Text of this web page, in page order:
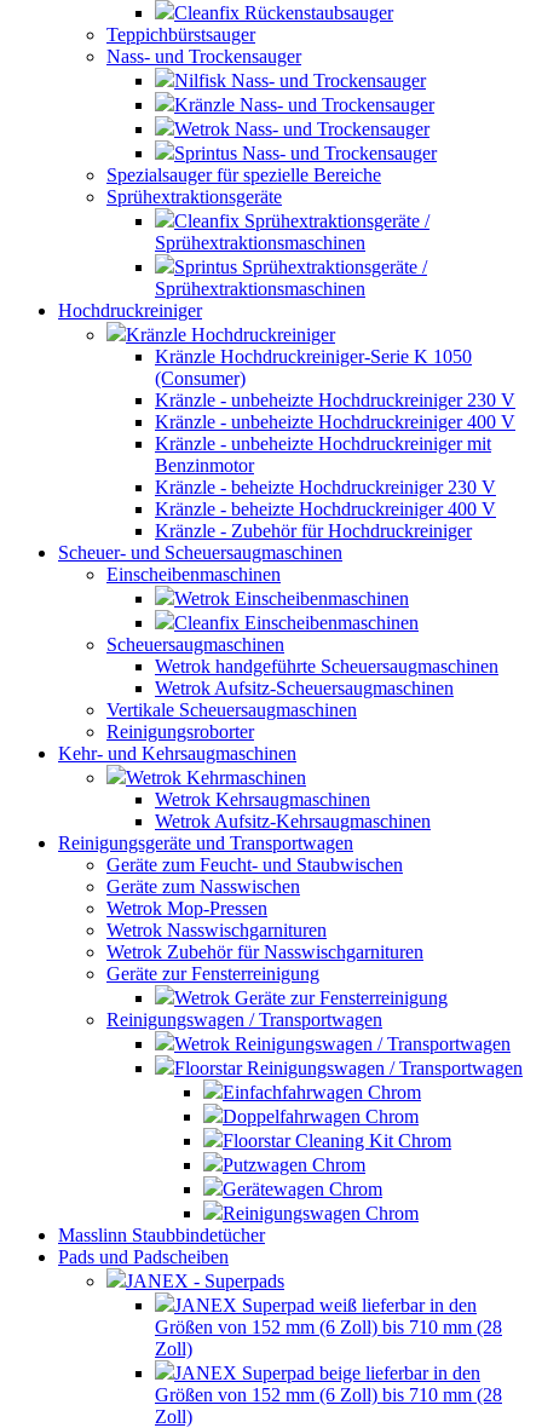
Cleanfix Rückenstaubsauger
Teppichbürstsauger
Nass- und Trockensauger
Nilfisk Nass- und Trockensauger
Kränzle Nass- und Trockensauger
Wetrok Nass- und Trockensauger
Sprintus Nass- und Trockensauger
Spezialsauger für spezielle Bereiche
Sprühextraktionsgeräte
Cleanfix Sprühextraktionsgeräte /
Sprühextraktionsmaschinen
Sprintus Sprühextraktionsgeräte /
Sprühextraktionsmaschinen
Hochdruckreiniger
Kränzle Hochdruckreiniger
Kränzle Hochdruckreiniger-Serie K 1050
(Consumer)
Kränzle - unbeheizte Hochdruckreiniger 230 V
Kränzle - unbeheizte Hochdruckreiniger 400 V
Kränzle - unbeheizte Hochdruckreiniger mit
Benzinmotor
Kränzle - beheizte Hochdruckreiniger 230 V
Kränzle - beheizte Hochdruckreiniger 400 V
Kränzle - Zubehör für Hochdruckreiniger
Scheuer- und Scheuersaugmaschinen
Einscheibenmaschinen
Wetrok Einscheibenmaschinen
Cleanfix Einscheibenmaschinen
Scheuersaugmaschinen
Wetrok handgeführte Scheuersaugmaschinen
Wetrok Aufsitz-Scheuersaugmaschinen
Vertikale Scheuersaugmaschinen
Reinigungsroborter
Kehr- und Kehrsaugmaschinen
Wetrok Kehrmaschinen
Wetrok Kehrsaugmaschinen
Wetrok Aufsitz-Kehrsaugmaschinen
Reinigungsgeräte und Transportwagen
Geräte zum Feucht- und Staubwischen
Geräte zum Nasswischen
Wetrok Mop-Pressen
Wetrok Nasswischgarnituren
Wetrok Zubehör für Nasswischgarnituren
Geräte zur Fensterreinigung
Wetrok Geräte zur Fensterreinigung
Reinigungswagen / Transportwagen
Wetrok Reinigungswagen / Transportwagen
Floorstar Reinigungswagen / Transportwagen
Einfachfahrwagen Chrom
Doppelfahrwagen Chrom
Floorstar Cleaning Kit Chrom
Putzwagen Chrom
Gerätewagen Chrom
Reinigungswagen Chrom
Masslinn Staubbindetücher
Pads und Padscheiben
JANEX - Superpads
JANEX Superpad weiß lieferbar in den
Größen von 152 mm (6 Zoll) bis 710 mm (28
Zoll)
JANEX Superpad beige lieferbar in den
Größen von 152 mm (6 Zoll) bis 710 mm (28
Zoll)